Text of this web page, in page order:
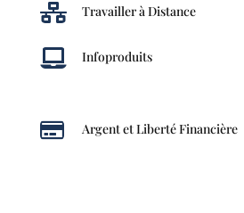
 Travailler à Distance
 Infoproduits
 Argent et Liberté Financière